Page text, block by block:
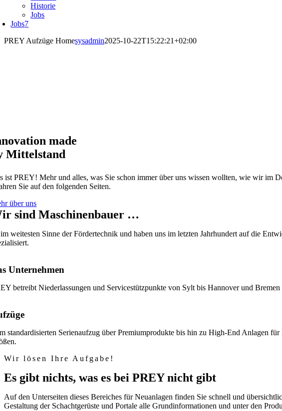
Historie
Jobs
Jobs7
PREY Aufzüge Homesysadmin2025-10-22T15:22:21+02:00
made
Mittelstand
ist PREY! Mehr und alles, was Sie schon immer über uns wissen wollten, wie wir im
Sie auf den folgenden Seiten.
über uns
sind Maschinenbauer …
weitesten Sinne der Fördertechnik und haben uns im letzten Jahrhundert auf die
Unternehmen
betreibt Niederlassungen und Servicestützpunkte von Sylt bis Hannover und
standardisierten Serienaufzug über Premiumprodukte bis hin zu High-End Anlagen
Wir lösen Ihre Aufgabe!
Es gibt nichts, was es bei PREY nicht gibt
Auf den Unterseiten dieses Bereiches für Neuanlagen finden Sie schnell und
Gestaltung der Schachtgerüste und Portale alle Grundinformationen und unter den